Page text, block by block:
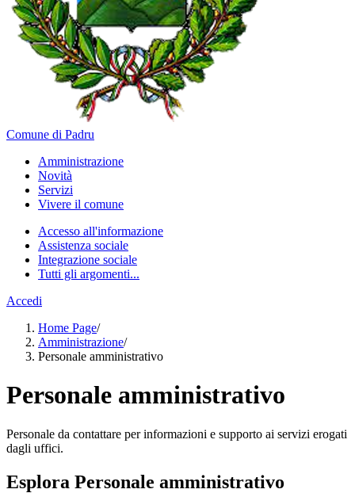
Comune di Padru
Amministrazione
Novità
Servizi
Vivere il comune
Accesso all'informazione
Assistenza sociale
Integrazione sociale
Tutti gli argomenti...
Accedi
Home Page/
Amministrazione/
Personale amministrativo
Personale amministrativo
Personale da contattare per informazioni e supporto ai servizi erogati
dagli uffici.
Esplora Personale amministrativo